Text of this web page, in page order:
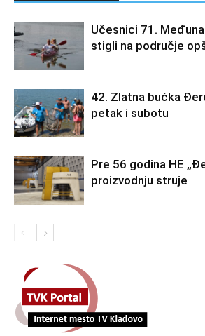
Učesnici 71.
stigli na područje
42. Zlatna bućka
petak i subotu
Pre 56 godina HE
proizvodnju struje